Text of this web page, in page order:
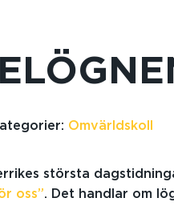
Omvärldskoll
största
oss”. Det handlar om